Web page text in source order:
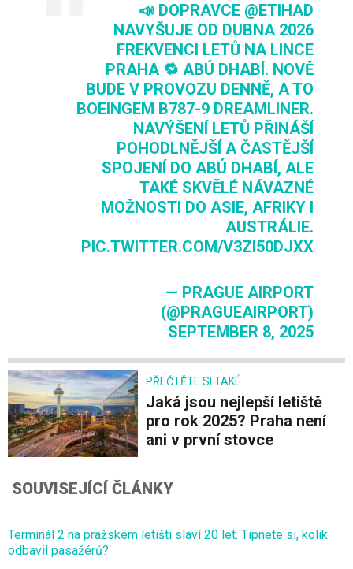
📣 DOPRAVCE @ETIHAD
NAVYŠUJE OD DUBNA 2026
FREKVENCI LETŮ NA LINCE
PRAHA 🔁 ABÚ DHABÍ. NOVĚ
BUDE V PROVOZU DENNĚ, A TO
BOEINGEM B787-9 DREAMLINER.
NAVÝŠENÍ LETŮ PŘINÁŠÍ
POHODLNĚJŠÍ A ČASTĚJŠÍ
SPOJENÍ DO ABÚ DHABÍ, ALE
TAKÉ SKVĚLÉ NÁVAZNÉ
MOŽNOSTI DO ASIE, AFRIKY I
AUSTRÁLIE.
PIC.TWITTER.COM/V3ZI50DJXX
— PRAGUE AIRPORT
(@PRAGUEAIRPORT)
SEPTEMBER 8, 2025
PŘEČTĚTE SI TAKÉ
Jaká jsou nejlepší letiště
pro rok 2025? Praha není
ani v první stovce
SOUVISEJÍCÍ ČLÁNKY
Terminál 2 na pražském letišti slaví 20 let. Tipnete si, kolik
odbavil pasažérů?